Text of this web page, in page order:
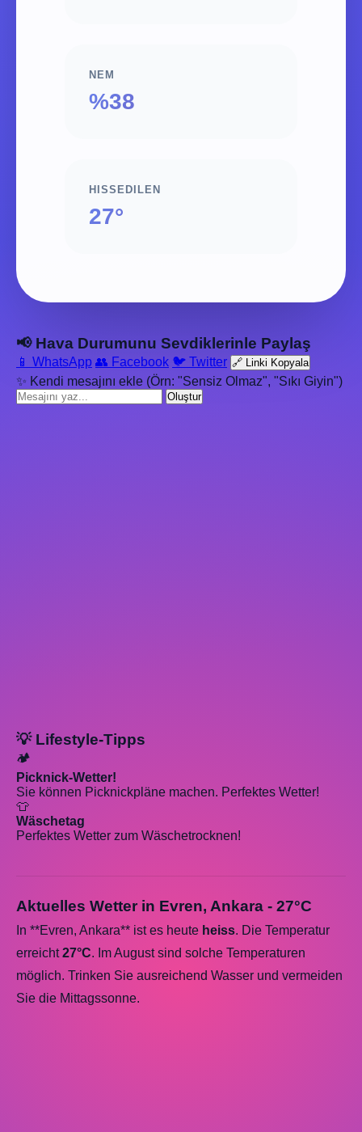
NEM
%38
HISSEDILEN
27°
📢 Hava Durumunu Sevdiklerinle Paylaş
📱 WhatsApp 👥 Facebook 🐦 Twitter 🔗 Linki Kopyala
✨ Kendi mesajını ekle (Örn: "Sensiz Olmaz", "Sıkı Giyin")
Oluştur
💡 Lifestyle-Tipps
🏕️
Picknick-Wetter!
Sie können Picknickpläne machen. Perfektes Wetter!
👕
Wäschetag
Perfektes Wetter zum Wäschetrocknen!
Aktuelles Wetter in Evren, Ankara - 27°C
In **Evren, Ankara** ist es heute heiss. Die Temperatur
erreicht27°C. Im August sind solche Temperaturen
möglich. Trinken Sie ausreichend Wasser und vermeiden
Sie die Mittagssonne.